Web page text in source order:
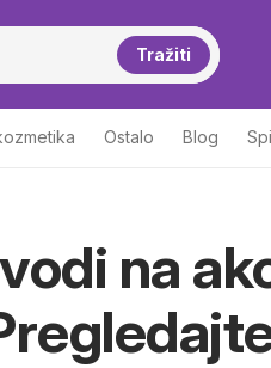
Tražiti
Ostalo Blog
na